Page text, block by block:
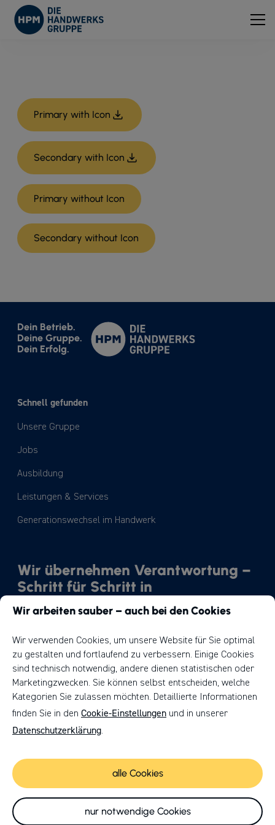
Primary with Icon
Secondary with Icon
Primary without Icon
Secondary without Icon
Dein Betrieb.
Deine Gruppe.
Dein Erfolg.
Schnell gefunden
Unsere Gruppe
Jobs
Ausbildung
Leistungen & Services
Generationswechsel im Handwerk
Wir übernehmen Verantwortung –
Schritt für Schritt in
Richtung Nachhaltigkeit.
Unser Weg
Anfahrt
Impressum
Wir arbeiten sauber – auch bei den Cookies
Wir verwenden Cookies, um unsere Website für Sie optimal
zu gestalten und fortlaufend zu verbessern. Einige Cookies
sind technisch notwendig, andere dienen statistischen oder
Marketingzwecken. Sie können selbst entscheiden, welche
Kategorien Sie zulassen möchten. Detaillierte Informationen
finden Sie in den Cookie-Einstellungen und in unserer
Datenschutzerklärung.
alle Cookies
nur notwendige Cookies